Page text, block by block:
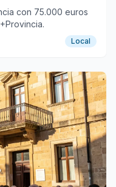
con 75.000 euros
Local